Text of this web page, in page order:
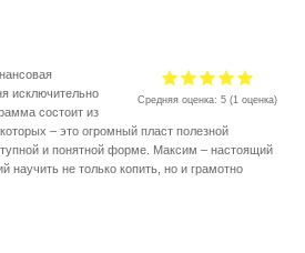
Средняя оценка:5 (1 оценка)
исключительно
состоит из
– это огромный пласт полезной
и понятной форме. Максим – настоящий
не только копить, но и грамотно